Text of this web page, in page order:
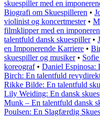
skuespiller med en
Biografi om Skuespilleren •
violinist og koncertmester•
filmklipper med en
talentfuld dansk skuespiller•
en Imponerende Karriere •
skuespiller og musiker•
koreograf• Daniel Espinosa:
Birch: En talentfuld
Rikke Bilde: En talentfuld
Lily Weiding: En dansk
Munk – En talentfuld dansk
Poulsen: En Slagfærdig